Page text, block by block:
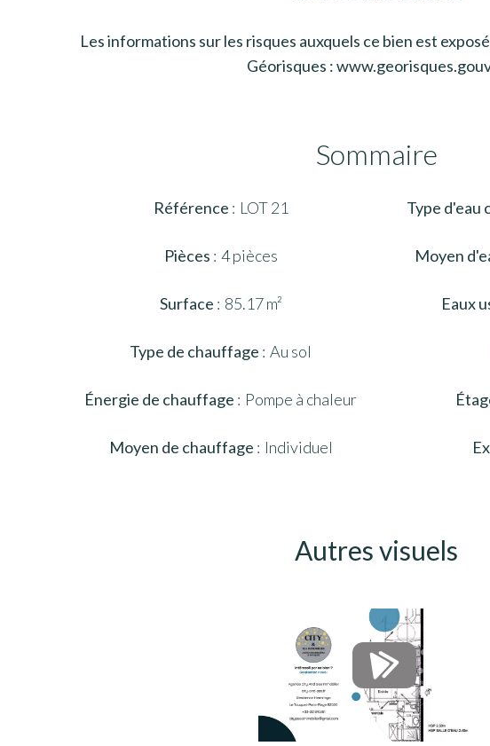
Les informations sur les risques auxquels ce bien est
Géorisques :
Sommaire
Référence LOT 21
Pièces 4 pièces
Surface 85.17 m²
Type de chauffage Au sol
Énergie de chauffage Pompe à chaleur
Moyen de chauffage Individuel
Type d'eau
Moyen
Eaux
Autres visuels